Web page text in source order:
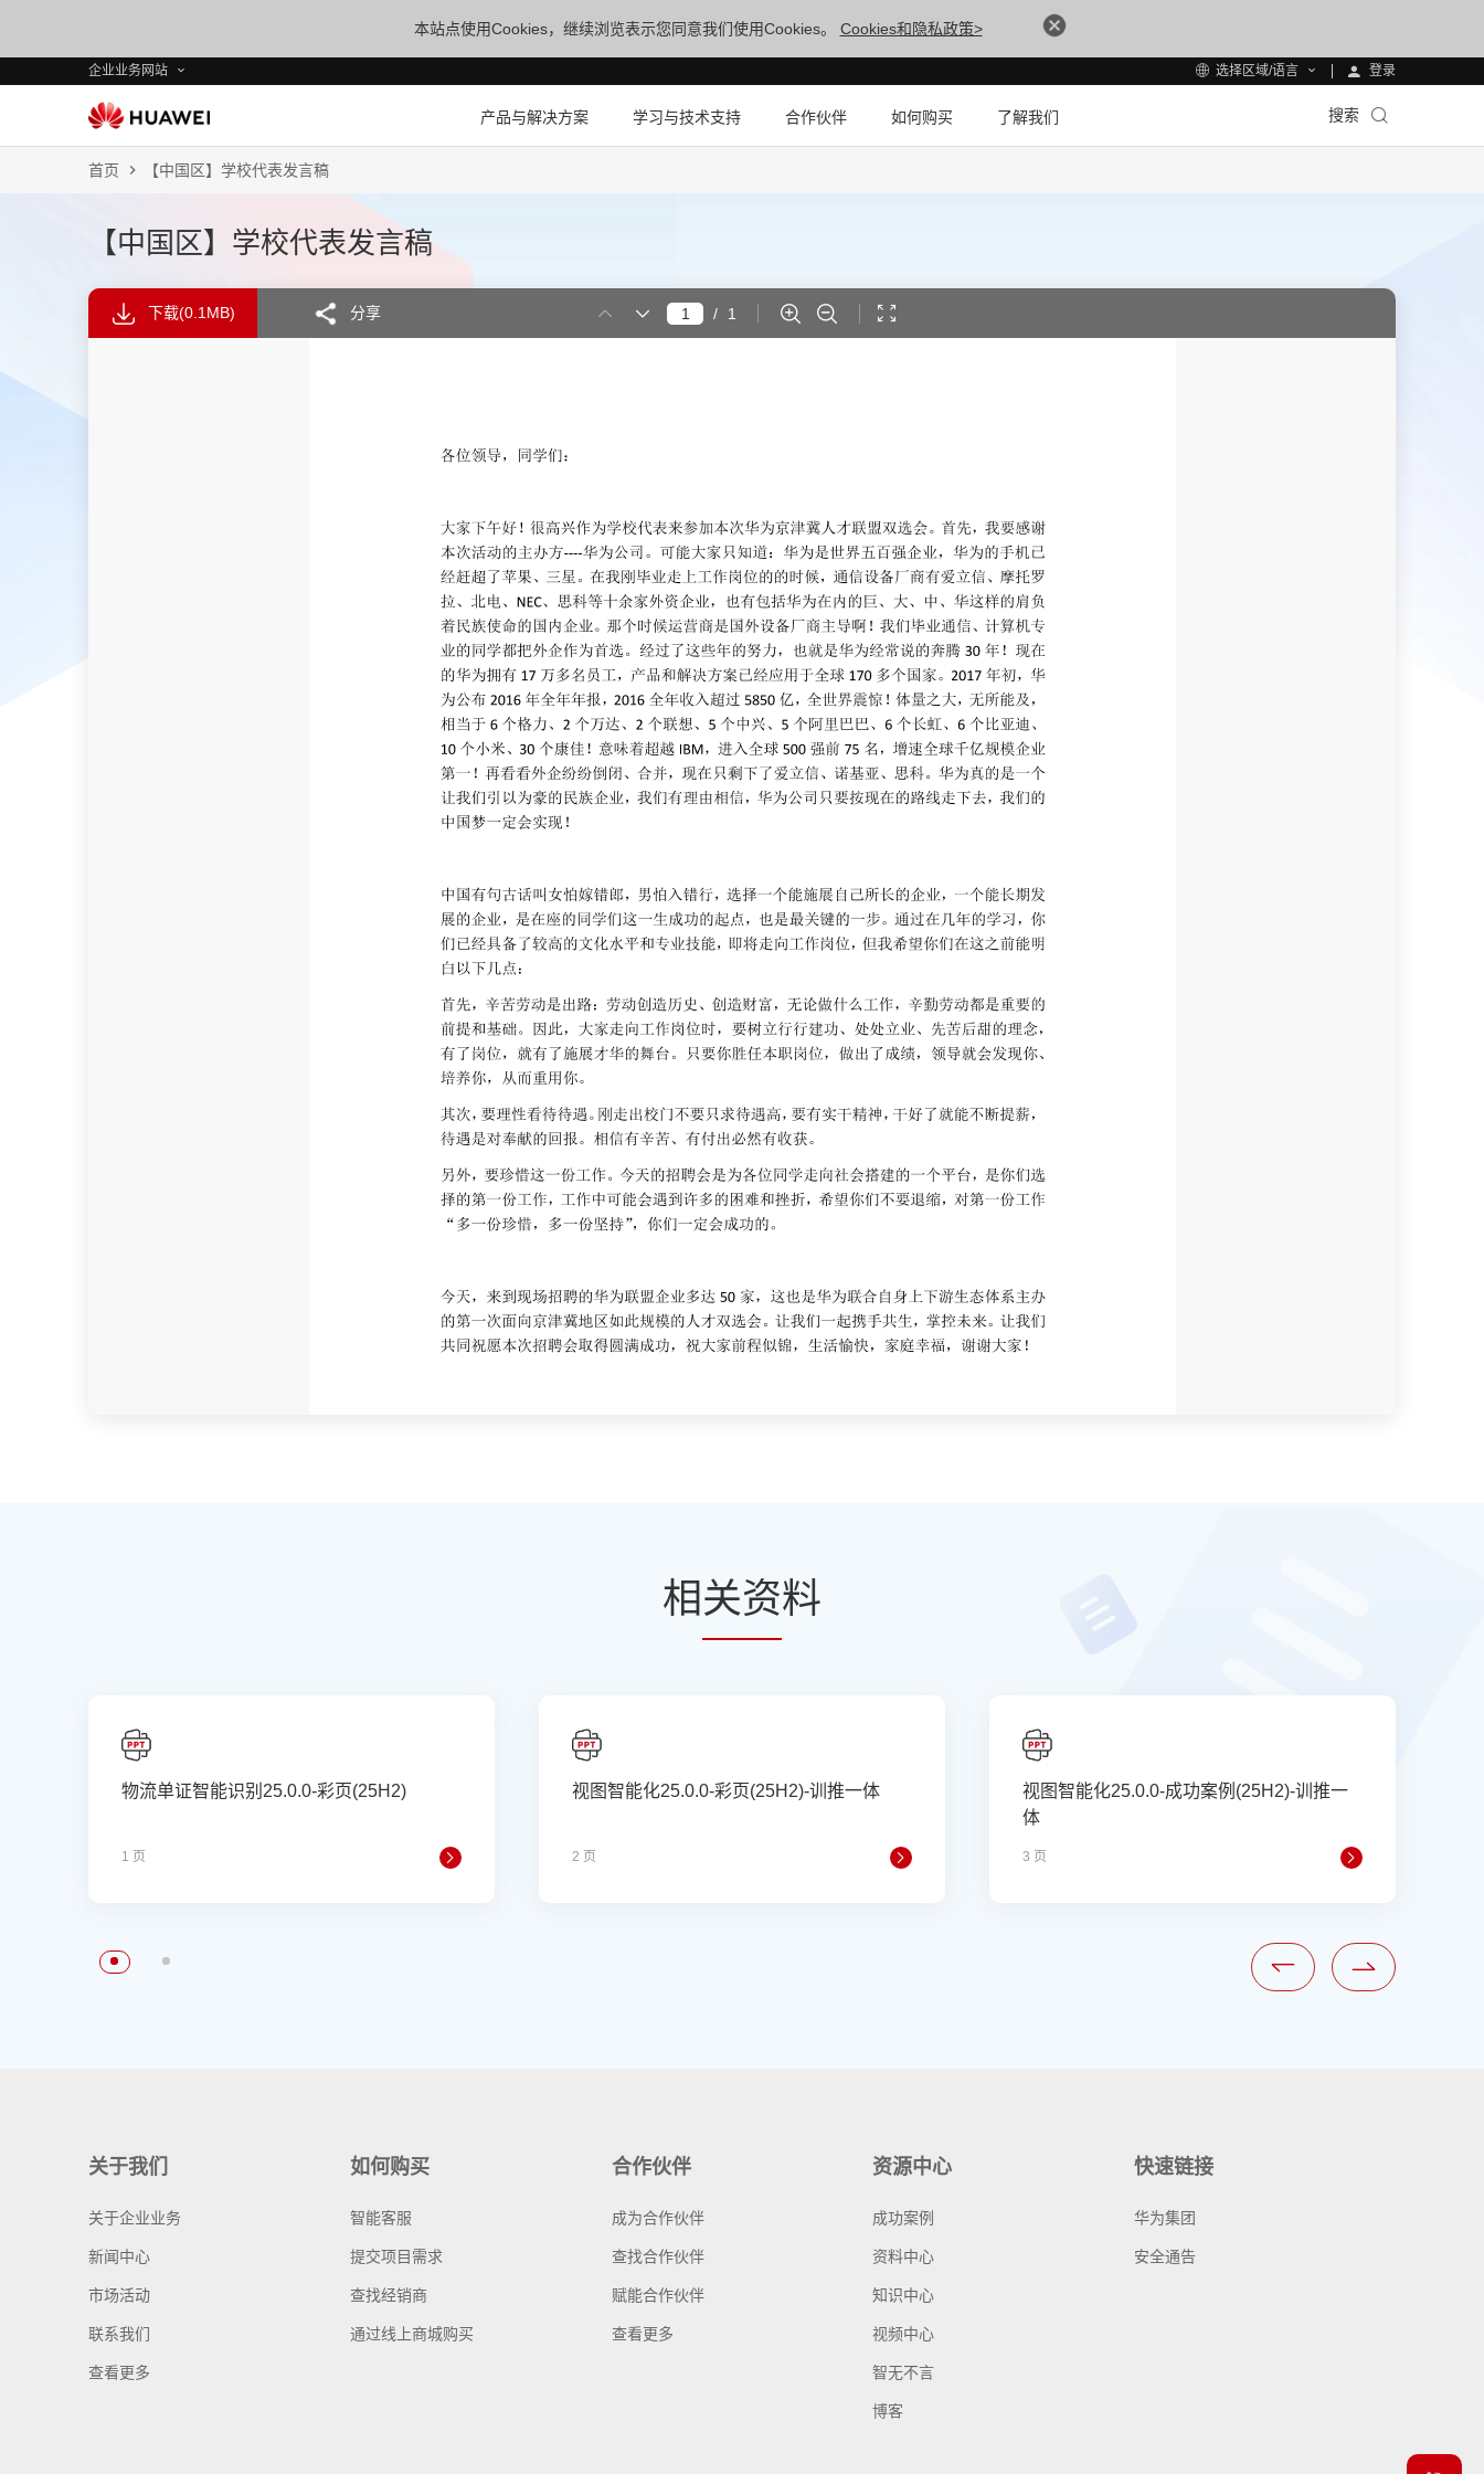
本站点使用Cookies，继续浏览表示您同意我们使用Cookies。 Cookies和隐私政策>
企业业务网站 选择区域/语言 登录
产品与解决方案 学习与技术支持 合作伙伴 如何购买 了解我们 搜索
首页 【中国区】学校代表发言稿
【中国区】学校代表发言稿
下载(0.1MB) 分享 / 1
相关资料
物流单证智能识别25.0.0-彩页(25H2)
1 页
视图智能化25.0.0-彩页(25H2)-训推一体
2 页
视图智能化25.0.0-成功案例(25H2)-训推一
体
3 页
关于我们
关于企业业务
新闻中心
市场活动
联系我们
查看更多
如何购买
智能客服
提交项目需求
查找经销商
通过线上商城购买
合作伙伴
成为合作伙伴
查找合作伙伴
赋能合作伙伴
查看更多
资源中心
成功案例
资料中心
知识中心
视频中心
智无不言
博客
快速链接
华为集团
安全通告